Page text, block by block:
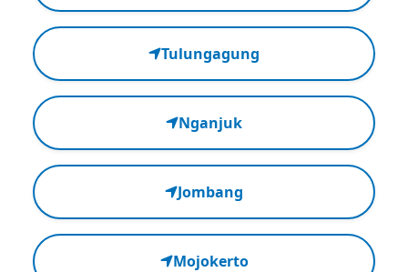
Tulungagung
Nganjuk
Jombang
Mojokerto